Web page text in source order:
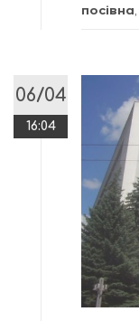
посівна
06/04
16:04